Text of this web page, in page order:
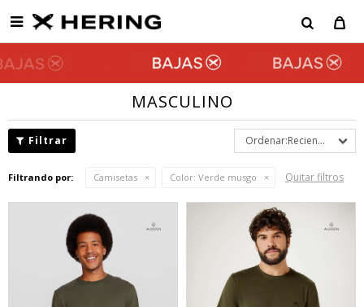

MASCULINO
Recientes
Filtrando por: Camisetas Color: Verde musgo Quitar filtros